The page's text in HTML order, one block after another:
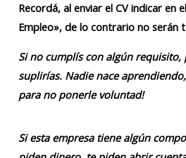
Recordá, al enviar el CV indicar en
Empleo», de lo contrario no serán
Si no cumplís con algún
suplirías. Nadie nace
para no ponerle voluntad!
Si esta empresa tiene algún